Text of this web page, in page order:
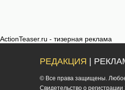
ActionTeaser.ru - тизерная реклама
РЕДАКЦИЯ |
© Все права защищены. Любое
Cвидетельство о